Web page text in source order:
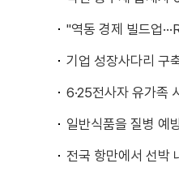
"역동 경제 빌드업
기업 성장사다리 구
6·25전사자 유가족
일반식품을 질병 예
전국 항만에서 선박